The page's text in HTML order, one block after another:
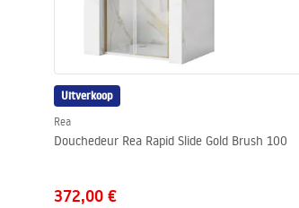
Uitverkoop
Rea
Douchedeur Rea Rapid Slide Gold Brush 100
372,00 €